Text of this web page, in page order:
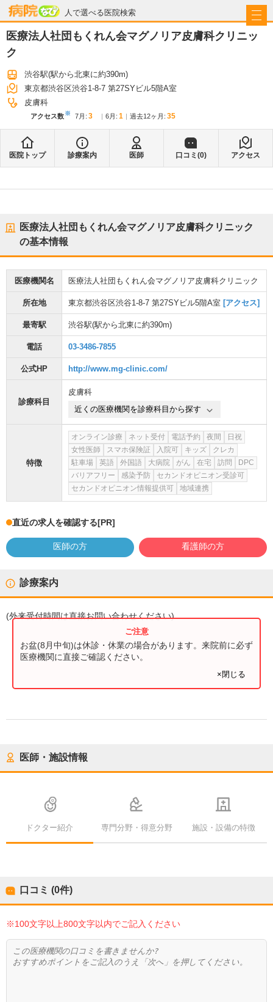
人で選べる医院検索
病院なび
医療法人社団もくれん会マグノリア皮膚科クリニッ
ク
渋谷駅(駅から北東に約390m)
東京都渋谷区渋谷1-8-7 第27SYビル5階A室
皮膚科
アクセス数※ 7月 : 3 6月 : 1 過去12ヶ月: 35
医院トップ 診療案内 医師 口コミ(0) アクセス
医療法人社団もくれん会マグノリア皮膚科クリニック
の基本情報
医療機関名 医療法人社団もくれん会マグノリア皮膚科クリニック
所在地 東京都渋谷区渋谷1-8-7 第27SYビル5階A室 [アクセス]
最寄駅 渋谷駅(駅から北東に約390m)
電話 03-3486-7855
公式HP http://www.mg-clinic.com/
診療科目
皮膚科
近くの医療機関を診療科目から探す
特徴
オンライン診療 ネット受付 電話予約 夜間
日祝
女性医師
スマホ保険証 入院可 キッズ
クレカ
駐車場
英語 外国語 大病院 がん 在宅 訪問
DPC
バリアフリー
感染予防
セカンドオピニオン受診可
セカンドオピニオン情報提供可
地域連携
直近の求人を確認する[PR]
医師の方 看護師の方
診療案内
(外来受付時間は直接お問い合わせください)
お盆(8月中旬)は休診・休業の場合があります。来院前に必ず
医療機関に直接ご確認ください。
×閉じる
医師・施設情報
ドクター紹介 専門分野・得意分野 施設・設備の特徴
口コミ (0件)
※100文字以上800文字以内でご記入ください